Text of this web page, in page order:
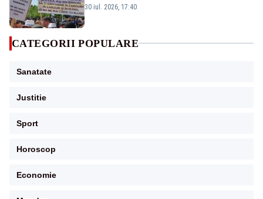
în conducere, demisia”-VIDEO
30 iul. 2026, 17:40
CATEGORII POPULARE
Sanatate
Justitie
Sport
Horoscop
Economie